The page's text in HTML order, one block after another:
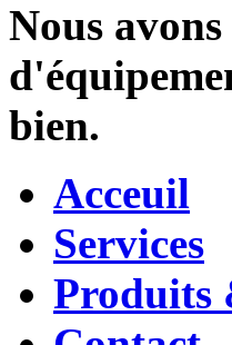
Nous
bien.
Acceuil
Services
Produits